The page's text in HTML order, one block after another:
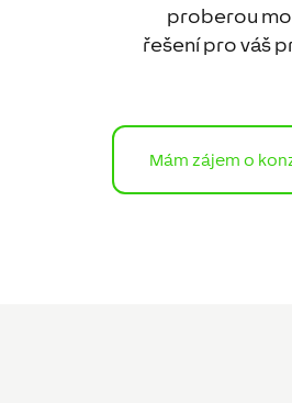
proberou
řešení pro váš
Mám zájem o